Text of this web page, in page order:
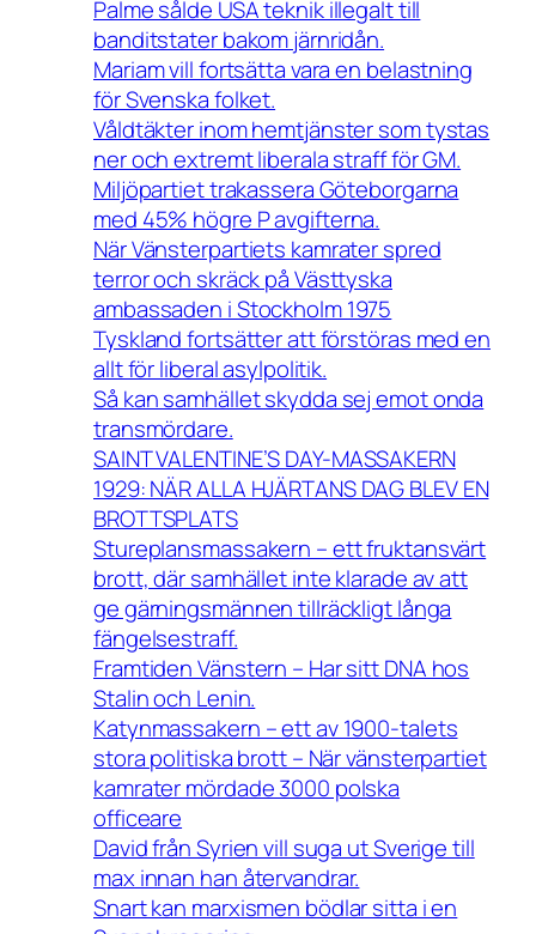
Palme sålde USA teknik illegalt till
banditstater bakom järnridån.
Mariam vill fortsätta vara en belastning
för Svenska folket.
Våldtäkter inom hemtjänster som tystas
ner och extremt liberala straff för GM.
Miljöpartiet trakassera Göteborgarna
med 45% högre P avgifterna.
När Vänsterpartiets kamrater spred
terror och skräck på Västtyska
ambassaden i Stockholm 1975
Tyskland fortsätter att förstöras med en
allt för liberal asylpolitik.
Så kan samhället skydda sej emot onda
transmördare.
SAINT VALENTINE’S DAY-MASSAKERN
1929: NÄR ALLA HJÄRTANS DAG BLEV EN
BROTTSPLATS
Stureplansmassakern – ett fruktansvärt
brott, där samhället inte klarade av att
ge gärningsmännen tillräckligt långa
fängelsestraff.
Framtiden Vänstern – Har sitt DNA hos
Stalin och Lenin.
Katynmassakern – ett av 1900-talets
stora politiska brott – När vänsterpartiet
kamrater mördade 3000 polska
officeare
David från Syrien vill suga ut Sverige till
max innan han återvandrar.
Snart kan marxismen bödlar sitta i en